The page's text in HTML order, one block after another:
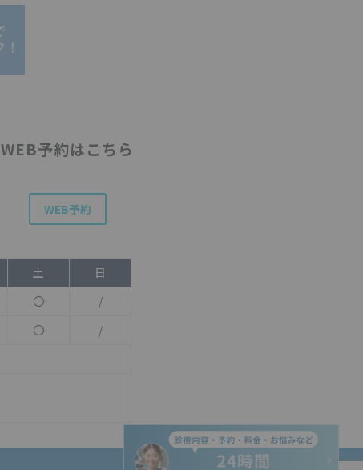
WEB予約はこちら
WEB予約
土
日
〇
/
〇
/